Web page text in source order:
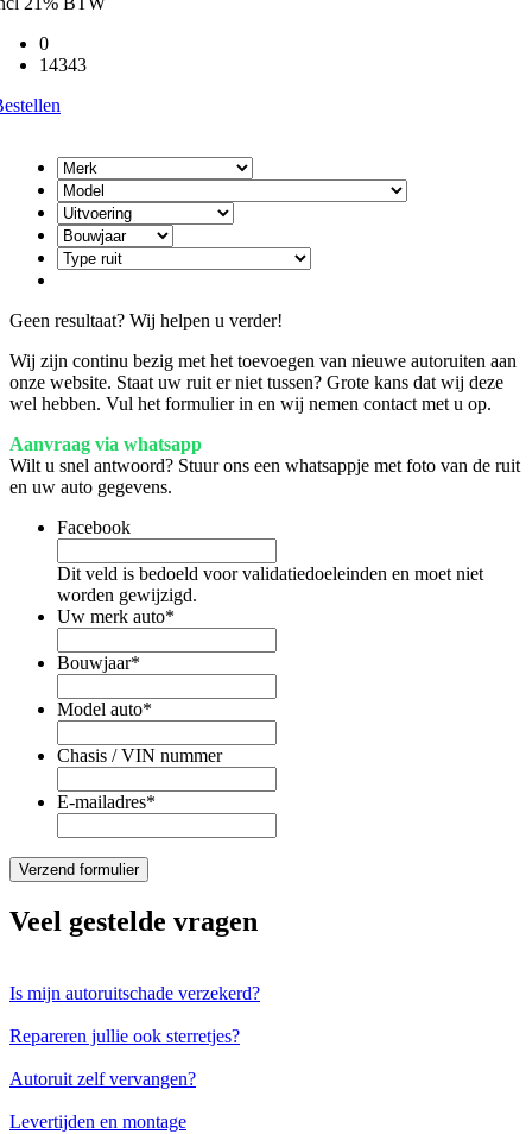
0
14343
Geen resultaat? Wij helpen u verder!
Wij zijn continu bezig met het toevoegen van nieuwe autoruiten aan
onze website. Staat uw ruit er niet tussen? Grote kans dat wij deze
wel hebben. Vul het formulier in en wij nemen contact met u op.
Aanvraag via whatsapp
Wilt u snel antwoord? Stuur ons een whatsappje met foto van de ruit
en uw auto gegevens.
Facebook
Dit veld is bedoeld voor validatiedoeleinden en moet niet
worden gewijzigd.
Uw merk auto*
Bouwjaar*
Model auto*
Chasis / VIN nummer
E-mailadres*
Veel gestelde vragen
Is mijn autoruitschade verzekerd?
Repareren jullie ook sterretjes?
Autoruit zelf vervangen?
Levertijden en montage